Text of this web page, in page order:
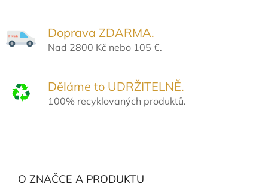
Doprava ZDARMA.
Nad 2800 Kč nebo 105 €.
Děláme to UDRŽITELNĚ.
100% recyklovaných produktů.
O ZNAČCE A PRODUKTU